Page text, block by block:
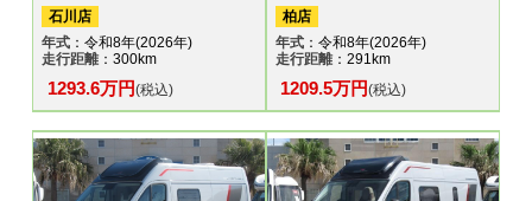
石川店
年式 ：令和8年(2026年)
走行距離：300km
1293.6万円(税込)
柏店
年式：令和8年(2026年)
走行距離：291km
1209.5万円(税込)